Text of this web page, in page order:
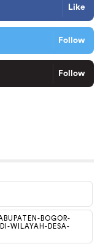
Like
Follow
Follow
BOGOR-
WILAYAH-DESA-